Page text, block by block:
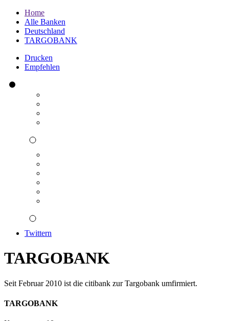
Home
Alle Banken
Deutschland
TARGOBANK
Drucken
Empfehlen
Twittern
TARGOBANK
Seit Februar 2010 ist die citibank zur Targobank umfirmiert.
TARGOBANK